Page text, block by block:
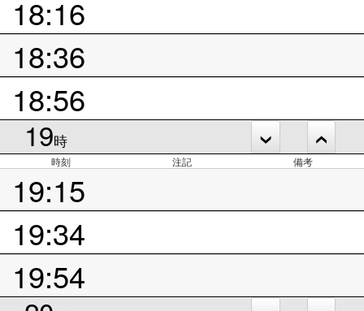
18:16
18:36
18:56
19時
時刻 注記 備考
19:15
19:34
19:54